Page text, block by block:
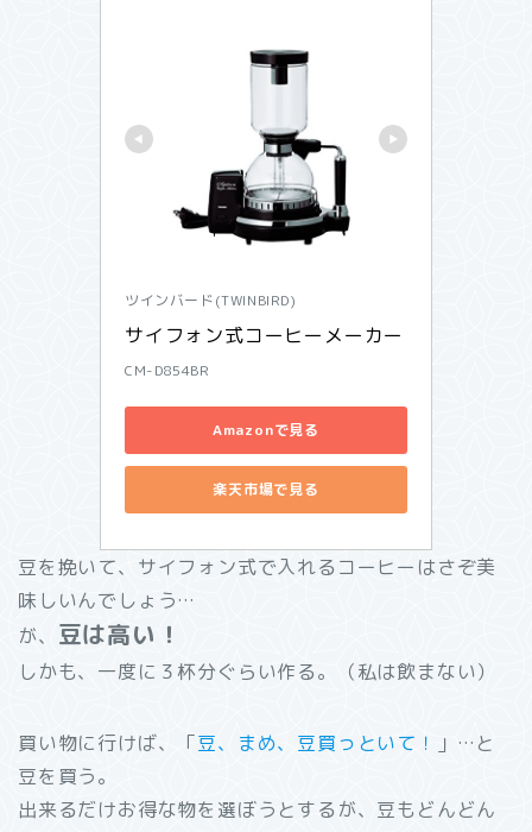
ツインバード(TWINBIRD)
サイフォン式コーヒーメーカー
CM-D854BR
Amazonで見る
楽天市場で見る
豆を挽いて、サイフォン式で入れるコーヒーはさぞ美
味しいんでしょう…
が、 豆は高い！
しかも、一度に３杯分ぐらい作る。（私は飲まない）
買い物に行けば、「豆、まめ、豆買っといて！
」…と
豆を買う。
出来るだけお得な物を選ぼうとするが、豆もどんどん